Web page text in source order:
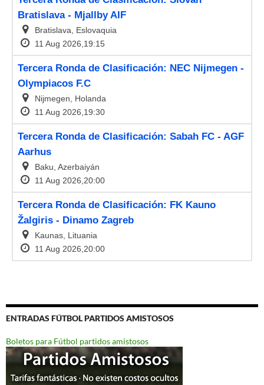
ENTRADAS FÚTBOL PARTIDOS AMISTOSOS
Boletos para Fútbol partidos amistosos